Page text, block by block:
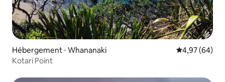
Hébergement ⋅ Whananaki Évaluation
4,97 (64)
Kotari Point